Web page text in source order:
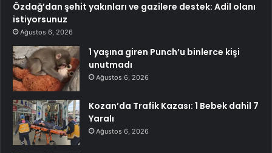
Özdağ’dan şehit yakınları ve gazilere destek: Adil olanı
istiyorsunuz
Ağustos 6, 2026
1 yaşına giren Punch’u binlerce kişi
unutmadı
Ağustos 6, 2026
Kozan’da Trafik Kazası: 1 Bebek dahil 7
Yaralı
Ağustos 6, 2026